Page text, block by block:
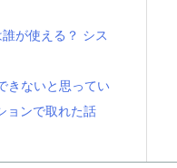
が使える？ シス
きないと思ってい
ョンで取れた話